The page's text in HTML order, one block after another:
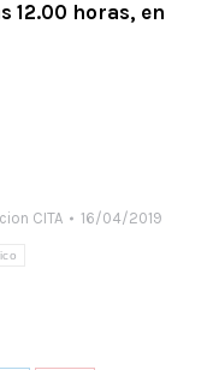
12.00 horas, en
CITA 16/04/2019